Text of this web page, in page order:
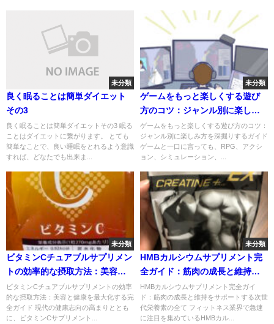
未分類
良く眠ることは簡単ダイエット
その3
良く眠ることは簡単ダイエットその3 眠る
ことはダイエットに繋がります。 とても
簡単なことで、良い睡眠をとれるよう意識
すれば、どなたでも出来ま...
未分類
ゲームをもっと楽しくする遊び
方のコツ：ジャンル別に楽しみ
方を深掘りするガイド
ゲームをもっと楽しくする遊び方のコツ：
ジャンル別に楽しみ方を深掘りするガイド
ゲームと一口に言っても、RPG、アクシ
ョン、シミュレーション、...
未分類
ビタミンCチュアブルサプリメン
トの効率的な摂取方法：美容と
健康を最大化する完全ガイド
ビタミンCチュアブルサプリメントの効率
的な摂取方法：美容と健康を最大化する完
全ガイド 現代の健康志向の高まりととも
に、ビタミンCサプリメント...
未分類
HMBカルシウムサプリメント完
全ガイド：筋肉の成長と維持を
サポートする次世代栄養素の全
て
HMBカルシウムサプリメント完全ガイ
ド：筋肉の成長と維持をサポートする次世
代栄養素の全て フィットネス業界で急速
に注目を集めているHMBカル...